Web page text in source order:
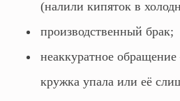
(налили кипяток в
производственный брак;
неаккуратное
кружка упала или её